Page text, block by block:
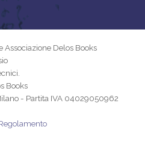
Delos Books
Books
- Partita IVA 04029050962